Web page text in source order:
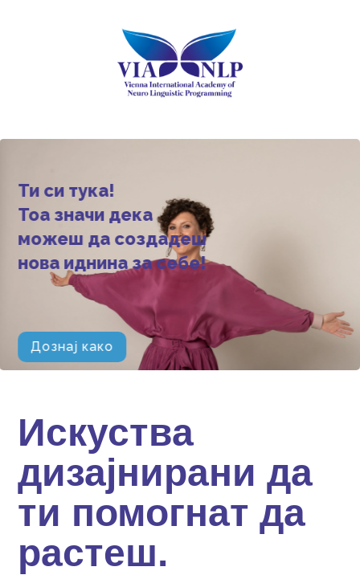
Ти си тука!
Тоа значи дека
можеш да создадеш
нова иднина за себе!
Дознај како
Искуства
дизајнирани да
ти помогнат да
растеш.